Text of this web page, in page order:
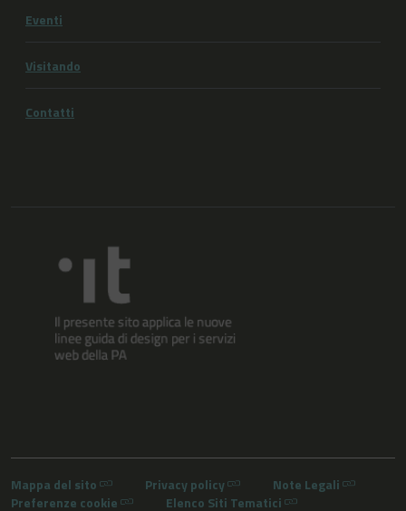
Eventi
Visitando
Contatti
Mappa del sito Privacy policy
Note Legali
Preferenze cookie
Elenco Siti Tematici